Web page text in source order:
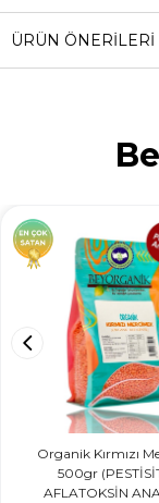
ÜRÜN ÖNERILERI
Organik Kırmızı
500gr (PESTİSİT VE
AFLATOKSİN